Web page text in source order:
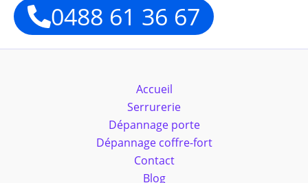
0488 61 36 67
Accueil
Serrurerie
Dépannage porte
Dépannage coffre-fort
Contact
Blog